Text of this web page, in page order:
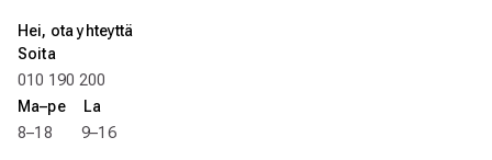
Hei, ota yhteyttä
Soita
010 190 200
Ma–pe La
8–18 9–16